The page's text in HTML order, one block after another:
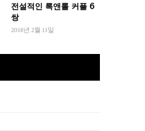
전설적인 록앤롤 커플 6
쌍
2018년 2월 13일